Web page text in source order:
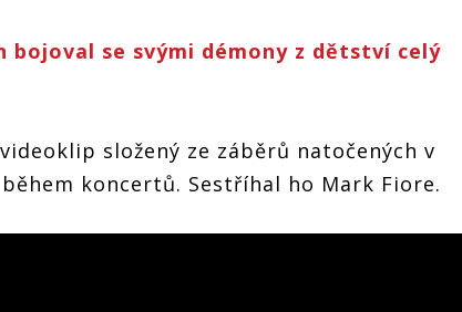
bojoval se svými démony z dětství celý
složený ze záběrů natočených v
koncertů. Sestříhal ho Mark Fiore.